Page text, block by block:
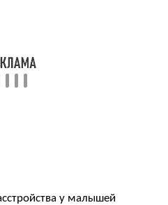
у малышей